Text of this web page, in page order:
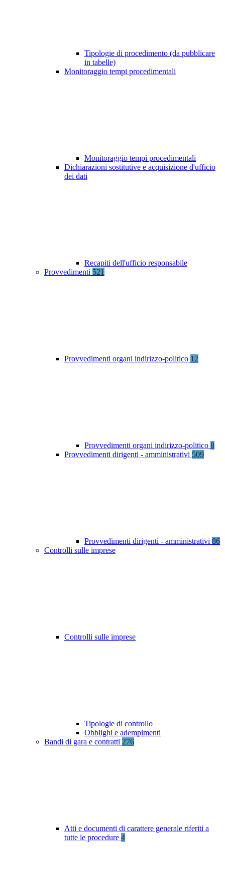
Tipologie di procedimento (da pubblicare
in tabelle)
Monitoraggio tempi procedimentali
Monitoraggio tempi procedimentali
Dichiarazioni sostitutive e acquisizione d'ufficio
dei dati
Recapiti dell'ufficio responsabile
Provvedimenti 521
Provvedimenti organi indirizzo-politico 12
Provvedimenti organi indirizzo-politico 8
Provvedimenti dirigenti - amministrativi 509
Provvedimenti dirigenti - amministrativi 86
Controlli sulle imprese
Controlli sulle imprese
Tipologie di controllo
Obblighi e adempimenti
Bandi di gara e contratti 276
Atti e documenti di carattere generale riferiti a
tutte le procedure 4